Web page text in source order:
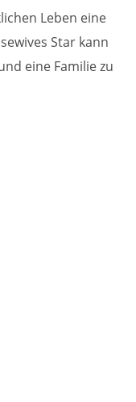
Leben eine
Star kann
eine Familie zu